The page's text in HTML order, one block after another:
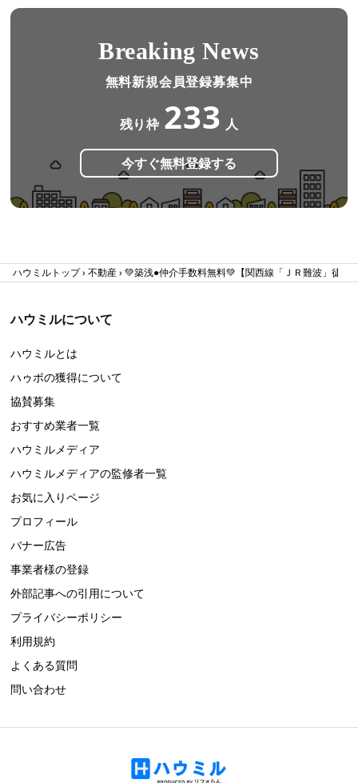
Breaking News
無料新規会員登録募集中
残り枠 233 人
今すぐ無料登録する
ハウミルトップ 不動産 💚築浅●仲介手数料無料💚【関西線「ＪＲ難波」徒
ハウミルについて
ハウミルとは
ハゥポの獲得について
協賛募集
おすすめ業者一覧
ハウミルメディア
ハウミルメディアの監修者一覧
お気に入りページ
プロフィール
バナー広告
事業者様の登録
外部記事への引用について
プライバシーポリシー
利用規約
よくある質問
問い合わせ